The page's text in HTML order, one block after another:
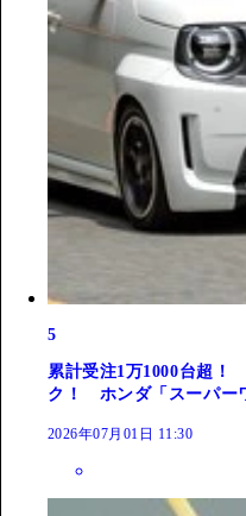
5
累計受注1万1000台超！
ク！ ホンダ「スーパー
2026年07月01日 11:30